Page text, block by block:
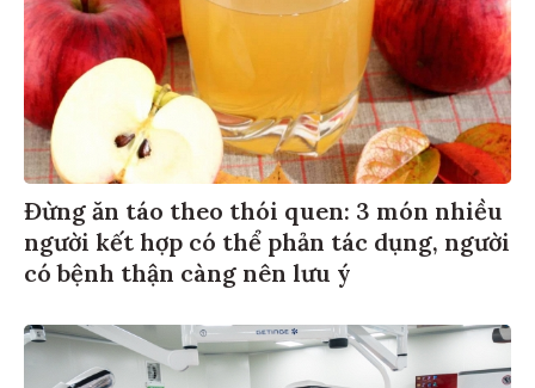
Đừng ăn táo theo thói quen: 3 món nhiều
người kết hợp có thể phản tác dụng, người
có bệnh thận càng nên lưu ý